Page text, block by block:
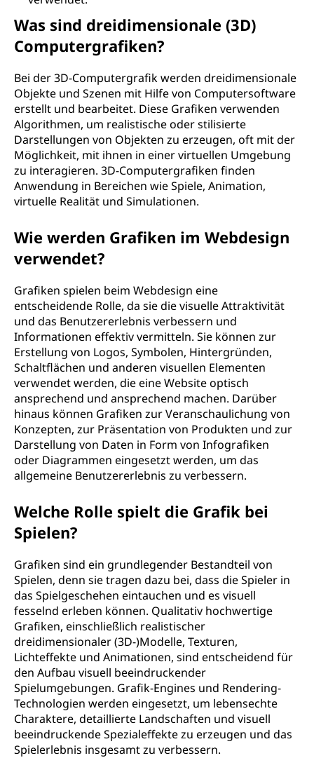
Was sind dreidimensionale (3D)
Computergrafiken?
Bei der 3D-Computergrafik werden dreidimensionale
Objekte und Szenen mit Hilfe von Computersoftware
erstellt und bearbeitet. Diese Grafiken verwenden
Algorithmen, um realistische oder stilisierte
Darstellungen von Objekten zu erzeugen, oft mit der
Möglichkeit, mit ihnen in einer virtuellen Umgebung
zu interagieren. 3D-Computergrafiken finden
Anwendung in Bereichen wie Spiele, Animation,
virtuelle Realität und Simulationen.
Wie werden Grafiken im Webdesign
verwendet?
Grafiken spielen beim Webdesign eine
entscheidende Rolle, da sie die visuelle Attraktivität
und das Benutzererlebnis verbessern und
Informationen effektiv vermitteln. Sie können zur
Erstellung von Logos, Symbolen, Hintergründen,
Schaltflächen und anderen visuellen Elementen
verwendet werden, die eine Website optisch
ansprechend und ansprechend machen. Darüber
hinaus können Grafiken zur Veranschaulichung von
Konzepten, zur Präsentation von Produkten und zur
Darstellung von Daten in Form von Infografiken
oder Diagrammen eingesetzt werden, um das
allgemeine Benutzererlebnis zu verbessern.
Welche Rolle spielt die Grafik bei
Spielen?
Grafiken sind ein grundlegender Bestandteil von
Spielen, denn sie tragen dazu bei, dass die Spieler in
das Spielgeschehen eintauchen und es visuell
fesselnd erleben können. Qualitativ hochwertige
Grafiken, einschließlich realistischer
dreidimensionaler (3D-)Modelle, Texturen,
Lichteffekte und Animationen, sind entscheidend für
den Aufbau visuell beeindruckender
Spielumgebungen. Grafik-Engines und Rendering-
Technologien werden eingesetzt, um lebensechte
Charaktere, detaillierte Landschaften und visuell
beeindruckende Spezialeffekte zu erzeugen und das
Spielerlebnis insgesamt zu verbessern.